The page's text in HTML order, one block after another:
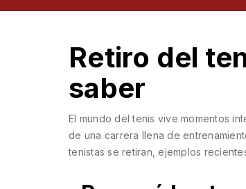
Retiro del
saber
El mundo del tenis vive momentos
de una carrera llena de
tenistas se retiran, ejemplos